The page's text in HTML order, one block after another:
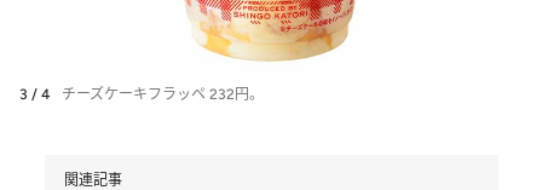
3 / 4 チーズケーキフラッペ 232円。
関連記事